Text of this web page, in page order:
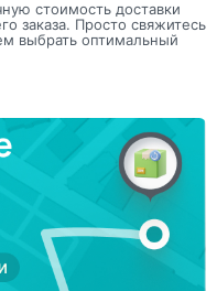
стоимость доставки
заказа. Просто свяжитесь
оптимальный